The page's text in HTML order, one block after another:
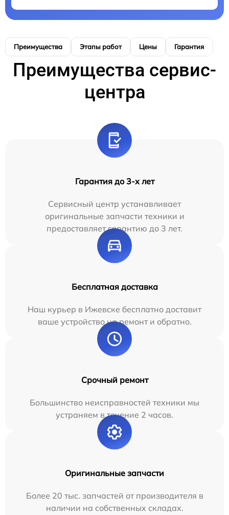
Преимущества Этапы работ Цены Гарантия
Преимущества сервис-
центра
Гарантия до 3-х лет
Сервисный центр устанавливает
оригинальные запчасти техники и
предоставляет гарантию до 3 лет.
Бесплатная доставка
Наш курьер в Ижевске бесплатно доставит
ваше устройство на ремонт и обратно.
Срочный ремонт
Большинство неисправностей техники мы
устраняем в течение 2 часов.
Оригинальные запчасти
Более 20 тыс. запчастей от производителя в
наличии на собственных складах.